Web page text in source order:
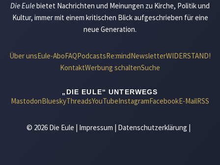
Die Eulebietet Nachrichten und Meinungen zu Kirche, Politik und
Kultur, immer mit einem kritischen Blick aufgeschrieben für eine
neue Generation.
Über unsEule-AboFAQPodcastsRe:mindNewsletterWIDERSTAND!
KontaktWerbung schaltenSuche
„DIE EULE“ UNTERWEGS
MastodonBlueskyThreadsYouTubeInstagramFacebookE-MailRSS
© 2026 Die Eule | Impressum | Datenschutzerklärung |